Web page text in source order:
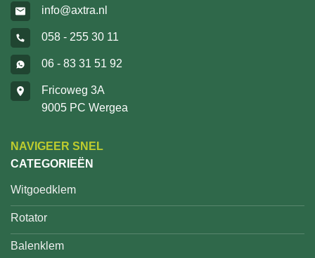
info@axtra.nl
058 - 255 30 11
06 - 83 31 51 92
Fricoweg 3A
9005 PC Wergea
NAVIGEER SNEL
CATEGORIEËN
Witgoedklem
Rotator
Balenklem